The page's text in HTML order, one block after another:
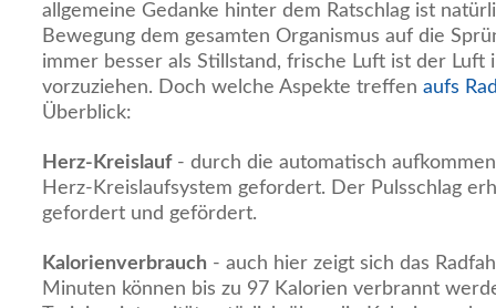
allgemeine Gedanke hinter dem Ratschlag ist
Bewegung dem gesamten Organismus auf die
immer besser als Stillstand, frische Luft ist der Luft
vorzuziehen. Doch welche Aspekte treffen aufs
Überblick:
Herz-Kreislauf- durch die automatisch
Herz-Kreislaufsystem gefordert. Der Pulsschlag
gefordert und gefördert.
Kalorienverbrauch - auch hier zeigt sich das
Minuten können bis zu 97 Kalorien verbrannt